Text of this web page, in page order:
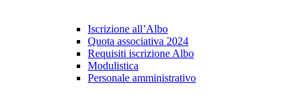
Iscrizione all’Albo
Quota associativa 2024
Requisiti iscrizione Albo
Modulistica
Personale amministrativo